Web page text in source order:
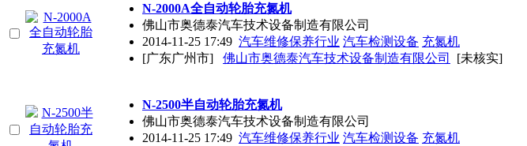
N-2000A全自动轮胎充氮机
佛山市奥德泰汽车技术设备制造有限公司
2014-11-25 17:49 汽车维修保养行业 汽车检测设备 充氮机
[广东广州市]
佛山市奥德泰汽车技术设备制造有限公司 [未核实]
N-2500半自动轮胎充氮机
佛山市奥德泰汽车技术设备制造有限公司
2014-11-25 17:49 汽车维修保养行业 汽车检测设备 充氮机